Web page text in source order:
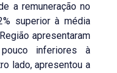
a remuneração no
superior à média
apresentaram
inferiores à
lado, apresentou a